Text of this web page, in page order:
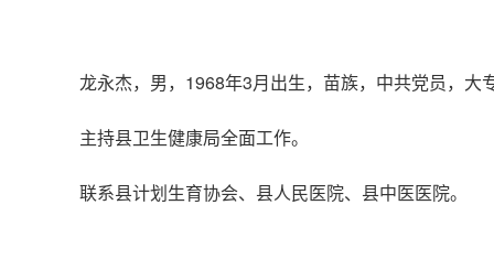
龙永杰，男，1968年3月出生，苗族，中共党员，
主持县卫生健康局全面工作。
联系县计划生育协会、县人民医院、县中医医院。